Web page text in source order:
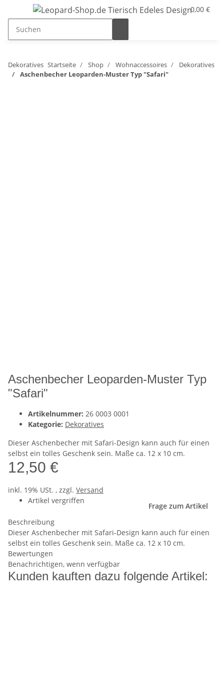
0,00 €
Dekoratives Startseite Shop Wohnaccessoires
Dekoratives
Aschenbecher Leoparden-Muster Typ "Safari"
Aschenbecher Leoparden-Muster Typ
"Safari"
Artikelnummer: 26 0003 0001
Kategorie: Dekoratives
Dieser Aschenbecher mit Safari-Design kann auch für einen
selbst ein tolles Geschenk sein. Maße ca. 12 x 10 cm.
12,50 €
inkl. 19% USt. , zzgl. Versand
Artikel vergriffen
Frage zum Artikel
Beschreibung
Dieser Aschenbecher mit Safari-Design kann auch für einen
selbst ein tolles Geschenk sein. Maße ca. 12 x 10 cm.
Bewertungen
Benachrichtigen, wenn verfügbar
Kunden kauften dazu folgende Artikel: